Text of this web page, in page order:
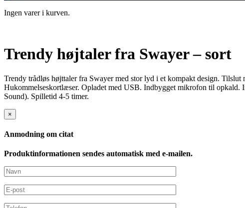
Ingen varer i kurven.
Trendy højtaler fra Swayer – sort
Trendy trådløs højttaler fra Swayer med stor lyd i et kompakt design.
Hukommelseskortlæser. Opladet med USB. Indbygget mikrofon til
Sound). Spilletid 4-5 timer.
×
Anmodning om citat
Produktinformationen sendes automatisk med e-mailen.